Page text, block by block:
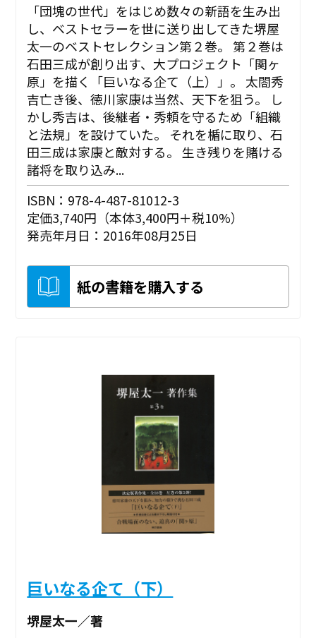
「団塊の世代」をはじめ数々の新語を生み出
し、ベストセラーを世に送り出してきた堺屋
太一のベストセレクション第２巻。 第２巻は
石田三成が創り出す、大プロジェクト「関ヶ
原」を描く「巨いなる企て（上）」。 太閤秀
吉亡き後、徳川家康は当然、天下を狙う。 し
かし秀吉は、後継者・秀頼を守るため「組織
と法規」を設けていた。 それを楯に取り、石
田三成は家康と敵対する。 生き残りを賭ける
諸将を取り込み...
ISBN：978-4-487-81012-3
定価3,740円（本体3,400円＋税10%）
発売年月日：2016年08月25日
紙の書籍を購入する
巨いなる企て（下）
堺屋太一／著